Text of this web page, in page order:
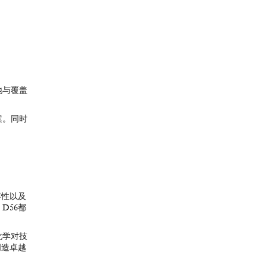
与覆盖
。同时
以及
D56都
学对技
卓越